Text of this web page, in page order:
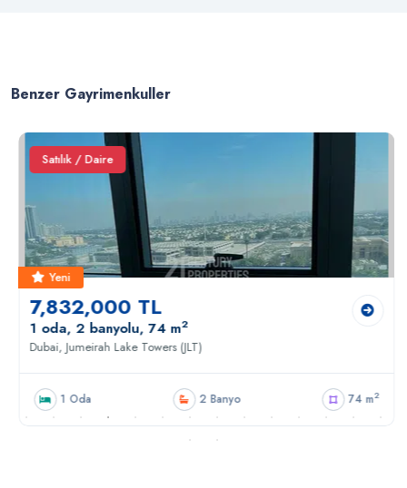
Benzer Gayrimenkuller
Satılık / Daire
Yeni
7,832,000 TL
1 oda, 2 banyolu, 74 m2
Dubai, Jumeirah Lake Towers (JLT)
1 Oda 2 Banyo 74 m2